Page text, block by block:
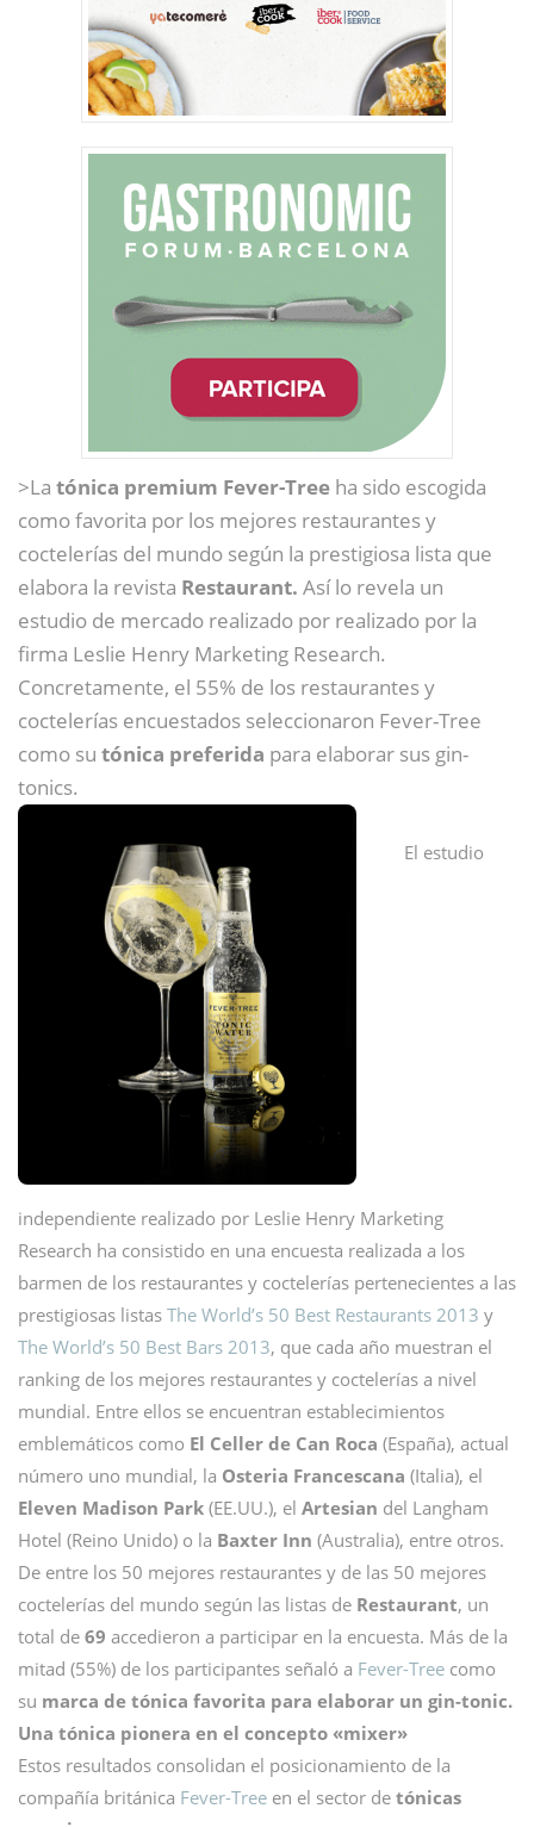
>La tónica premium Fever-Tree ha sido escogida
como favorita por los mejores restaurantes y
coctelerías del mundo según la prestigiosa lista que
elabora la revista Restaurant. Así lo revela un
estudio de mercado realizado por realizado por la
firma Leslie Henry Marketing Research.
Concretamente, el 55% de los restaurantes y
coctelerías encuestados seleccionaron Fever-Tree
como su tónica preferida para elaborar sus gin-
tonics.
El estudio
independiente realizado por Leslie Henry Marketing
Research ha consistido en una encuesta realizada a los
barmen de los restaurantes y coctelerías pertenecientes a las
prestigiosas listas The World’s 50 Best Restaurants 2013 y
The World’s 50 Best Bars 2013, que cada año muestran el
ranking de los mejores restaurantes y coctelerías a nivel
mundial. Entre ellos se encuentran establecimientos
emblemáticos como El Celler de Can Roca (España), actual
número uno mundial, la Osteria Francescana (Italia), el
Eleven Madison Park (EE.UU.), el Artesian del Langham
Hotel (Reino Unido) o la Baxter Inn (Australia), entre otros.
De entre los 50 mejores restaurantes y de las 50 mejores
coctelerías del mundo según las listas de Restaurant, un
total de 69 accedieron a participar en la encuesta. Más de la
mitad (55%) de los participantes señaló a Fever-Tree como
su marca de tónica favorita para elaborar un gin-tonic.
Una tónica pionera en el concepto «mixer»
Estos resultados consolidan el posicionamiento de la
compañía británica Fever-Tree en el sector de tónicas